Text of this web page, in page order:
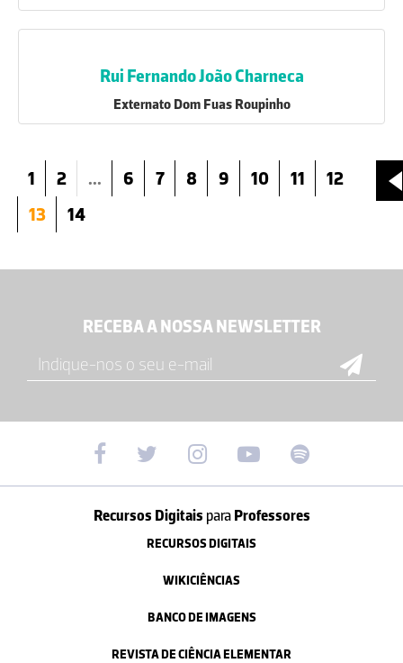
Rui Fernando João Charneca
Externato Dom Fuas Roupinho
1 2 ... 6 7 8 9 10 11
12
13
14
RECEBA A NOSSA NEWSLETTER
Recursos Digitais paraProfessores
RECURSOS DIGITAIS
WIKICIÊNCIAS
BANCO DE IMAGENS
REVISTA DE CIÊNCIA ELEMENTAR